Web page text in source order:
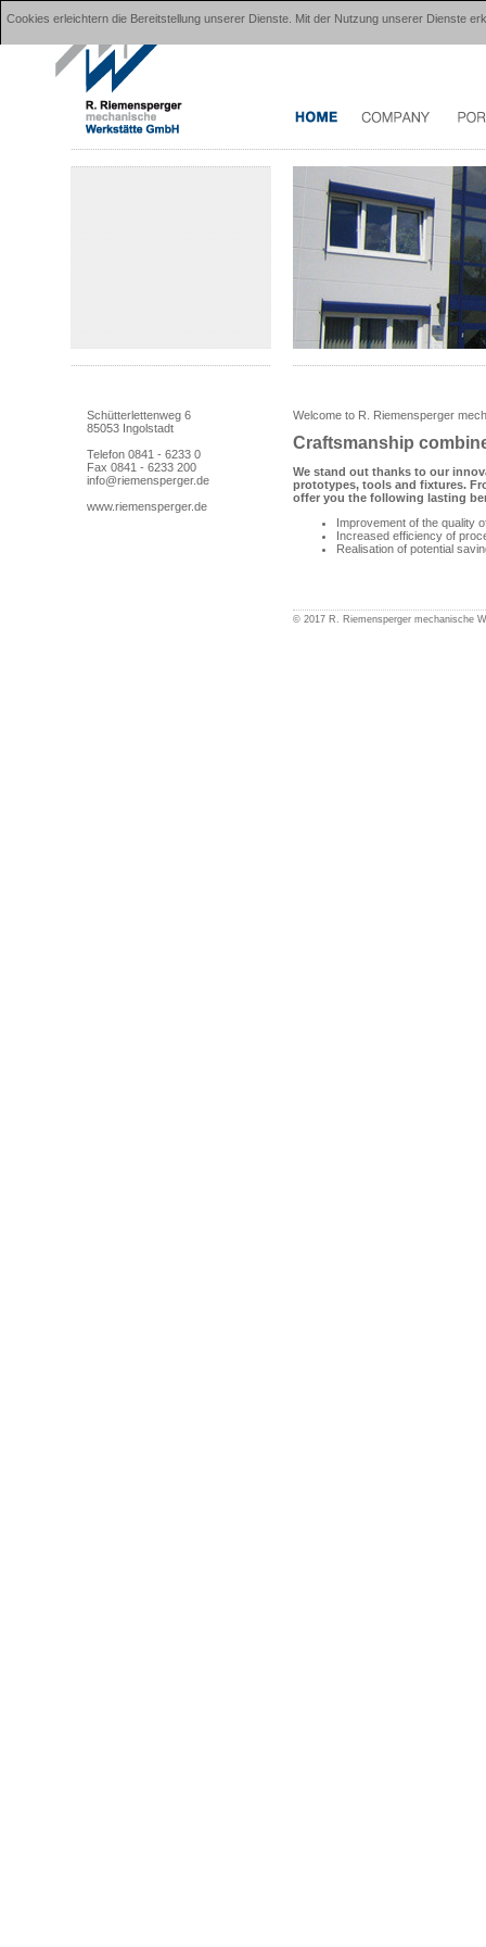
Schütterlettenweg 6
85053 Ingolstadt
Telefon 0841 - 6233 0
Fax 0841 - 6233 200
info@riemensperger.de
www.riemensperger.de
Welcome to R. Riemensperger
Craftsmanship
We stand out thanks to our
prototypes, tools and fixtures.
offer you the following lasting
Improvement of the quality
Increased efficiency of
Realisation of potential
© 2017 R. Riemensperger mechanische
Cookies erleichtern die Bereitstellung unserer Dienste. Mit der Nutzung unserer Dienste